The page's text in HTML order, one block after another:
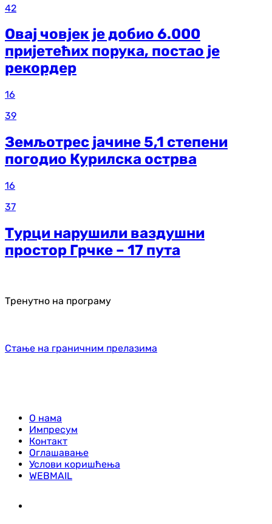
42
Овај човјек је добио 6.000
пријетећих порука, постао је
рекордер
16
39
Земљотрес јачине 5,1 степени
погодио Курилска острва
16
37
Турци нарушили ваздушни
простор Грчке – 17 пута
Тренутно на програму
Стање на граничним прелазима
О нама
Импресум
Контакт
Оглашавање
Услови коришћења
WEBMAIL